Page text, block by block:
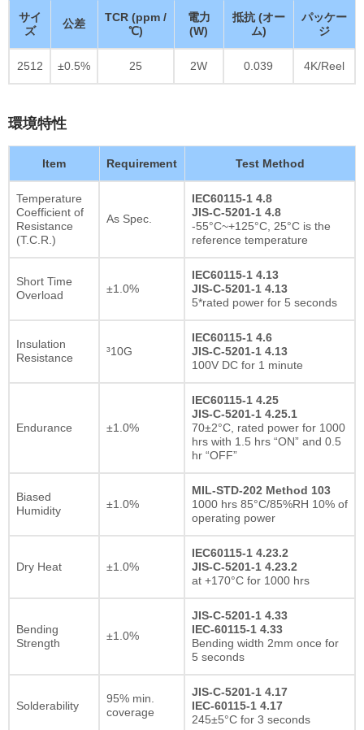
サイ
ズ
公差
TCR (ppm /
℃)
電力
(W)
抵抗 (オー
ム)
パッケー
ジ
2512 ±0.5% 25 2W 0.039 4K/Reel
環境特性
Item Requirement Test Method
Temperature
Coefficient of
Resistance
(T.C.R.)
As Spec.
IEC60115-1 4.8
JIS-C-5201-1 4.8
-55°C~+125°C, 25°C is the
reference temperature
Short Time
Overload
±1.0%
IEC60115-1 4.13
JIS-C-5201-1 4.13
5*rated power for 5 seconds
Insulation
Resistance
³10G
IEC60115-1 4.6
JIS-C-5201-1 4.13
100V DC for 1 minute
Endurance ±1.0%
IEC60115-1 4.25
JIS-C-5201-1 4.25.1
70±2°C, rated power for 1000
hrs with 1.5 hrs “ON” and 0.5
hr “OFF”
Biased
Humidity
±1.0%
MIL-STD-202 Method 103
1000 hrs 85°C/85%RH 10% of
operating power
Dry Heat ±1.0%
IEC60115-1 4.23.2
JIS-C-5201-1 4.23.2
at +170°C for 1000 hrs
Bending
Strength
±1.0%
JIS-C-5201-1 4.33
IEC-60115-1 4.33
Bending width 2mm once for
5 seconds
Solderability
95% min.
coverage
JIS-C-5201-1 4.17
IEC-60115-1 4.17
245±5°C for 3 seconds